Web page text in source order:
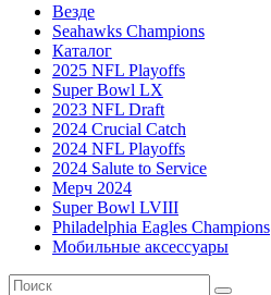
Везде
Seahawks Champions
Каталог
2025 NFL Playoffs
Super Bowl LX
2023 NFL Draft
2024 Crucial Catch
2024 NFL Playoffs
2024 Salute to Service
Мерч 2024
Super Bowl LVIII
Philadelphia Eagles Champions
Мобильные аксессуары